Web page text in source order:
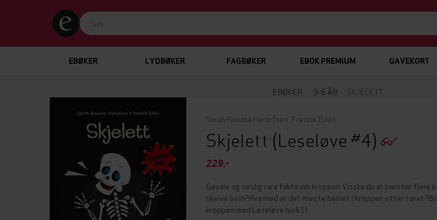
EBØKER LYDBØKER FAGBØKER EBOK PREMIUM GAVEKORT
EBØKER 3-6 ÅR SKJELETT
Sarah Roxana Herlofsen Fredrik Edén
Skjelett (Leseløve #4)
229,-
Gøyale og veldig rare fakta om kroppen.Visste du at barn har flere
skeive bein?Hva med at det minste beinet i kroppen sitter i
kroppen med Leseløve nivå 1!